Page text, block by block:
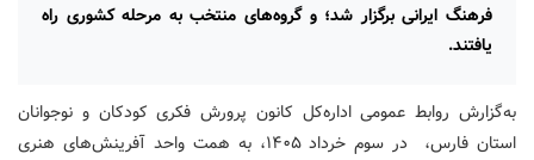
فرهنگ ایرانی برگزار شد؛ و گروه‌های منتخب به مرحله کشوری راه
یافتند.
به‌گزارش روابط عمومی اداره‌کل کانون پرورش فکری کودکان و نوجوانان
استان فارس، در سوم خرداد ۱۴۰۵، به همت واحد آفرینش‌های هنری